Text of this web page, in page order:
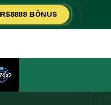
R$8888 BÔNUS